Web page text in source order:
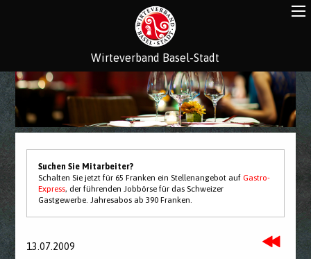
Wirteverband Basel-Stadt
Suchen Sie Mitarbeiter?
Schalten Sie jetzt für 65 Franken ein Stellenangebot aufGastro-
Express, der führenden Jobbörse für das Schweizer
Gastgewerbe. Jahresabos ab 390 Franken.
13.07.2009